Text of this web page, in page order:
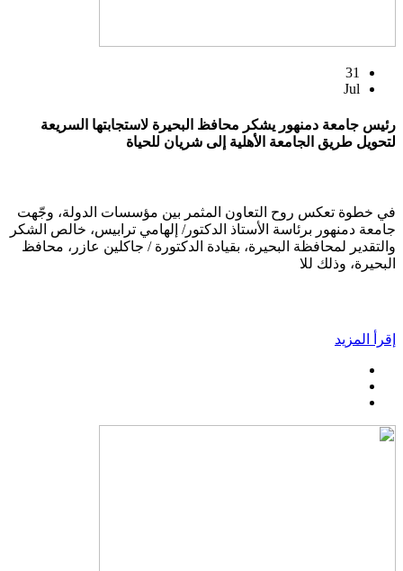
31
Jul
رئيس جامعة دمنهور يشكر محافظ البحيرة لاستجابتها السريعة
لتحويل طريق الجامعة الأهلية إلى شريان للحياة
في خطوة تعكس روح التعاون المثمر بين مؤسسات الدولة، وجّهت
جامعة دمنهور برئاسة الأستاذ الدكتور/ إلهامي ترابيس، خالص الشكر
والتقدير لمحافظة البحيرة، بقيادة الدكتورة / جاكلين عازر، محافظ
البحيرة، وذلك للا
إقرأ المزيد